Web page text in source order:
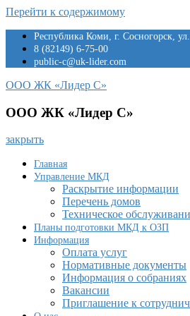
Перейти к содержимому
Республика Коми, г. Сосногорск,
8 (82149) 6-75-00
public-c@uk-lider.com
ООО ЖК «Лидер С»
ООО ЖК «Лидер С»
закрыть
Главная
Управление МКД
Раскрытие информации
Перечень домов
Техническое
Планы подготовки МКД к ОЗП
Информация
Оплата услуг
Нормативные документы
Информация о собраниях
Вакансии
Приглашение к